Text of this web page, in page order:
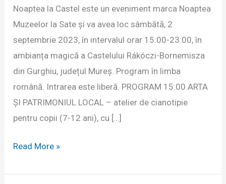
Noaptea la Castel este un eveniment marca Noaptea
Muzeelor la Sate și va avea loc sâmbătă, 2
septembrie 2023, în intervalul orar 15:00-23:00, în
ambianța magică a Castelului Rákóczi-Bornemisza
din Gurghiu, județul Mureș. Program în limba
română. Intrarea este liberă. PROGRAM 15:00 ARTA
ȘI PATRIMONIUL LOCAL – atelier de cianotipie
pentru copii (7-12 ani), cu […]
Noaptea
Castel
Read More »